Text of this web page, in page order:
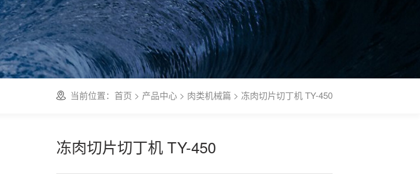
当前位置： 首页 > 产品中心> 肉类机械篇 > 冻肉切片切丁机 TY-450
冻肉切片切丁机 TY-450